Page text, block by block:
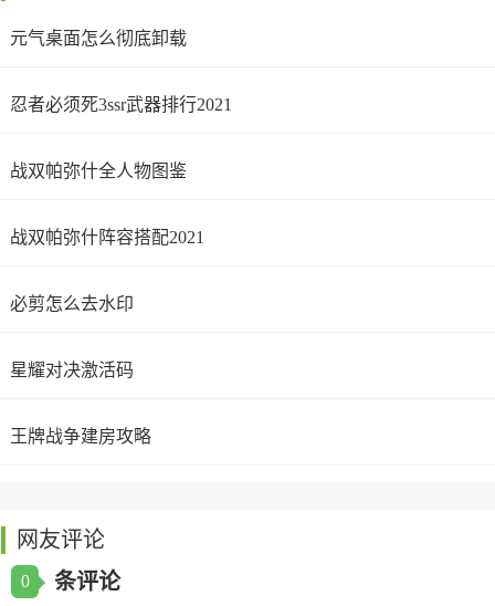
元气桌面怎么彻底卸载
忍者必须死3ssr武器排行2021
战双帕弥什全人物图鉴
战双帕弥什阵容搭配2021
必剪怎么去水印
星耀对决激活码
王牌战争建房攻略
网友评论
0 条评论